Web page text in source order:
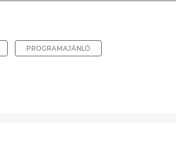
PROGRAMAJÁNLÓ